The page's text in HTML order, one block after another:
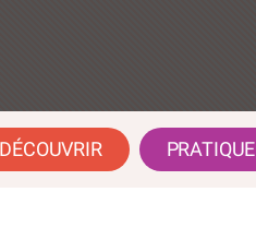
DÉCOUVRIR PRATIQUE